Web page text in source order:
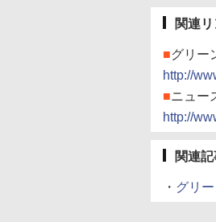
関連リ
■グリー
http://
■ニュー
http://
関連
・ グリ